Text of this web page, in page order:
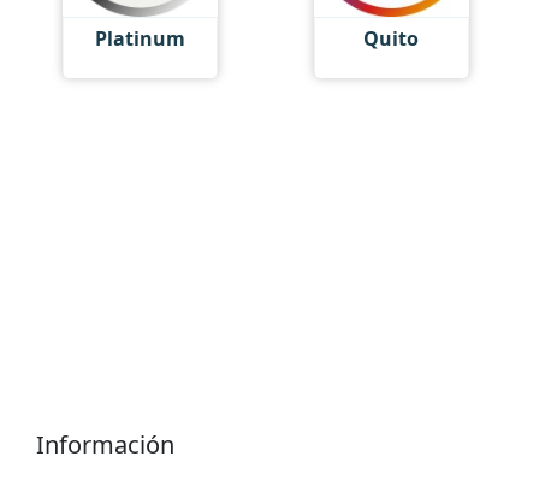
Platinum Quito
Información